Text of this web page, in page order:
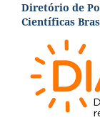
Diretório de
Científicas